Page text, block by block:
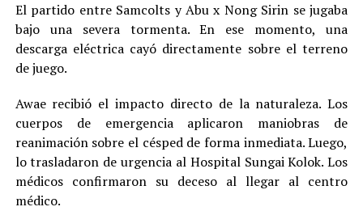
El partido entre Samcolts y Abu x Nong Sirin se jugaba
bajo una severa tormenta. En ese momento, una
descarga eléctrica cayó directamente sobre el terreno
de juego.
Awae recibió el impacto directo de la naturaleza. Los
cuerpos de emergencia aplicaron maniobras de
reanimación sobre el césped de forma inmediata. Luego,
lo trasladaron de urgencia al Hospital Sungai Kolok. Los
médicos confirmaron su deceso al llegar al centro
médico.